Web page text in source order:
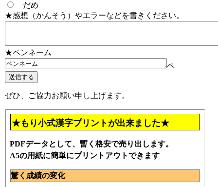
だめ
★感想（かんそう）やエラーなどを書きください。
★ペンネーム
ペ
ぜひ、ご協力お願い申し上げます。